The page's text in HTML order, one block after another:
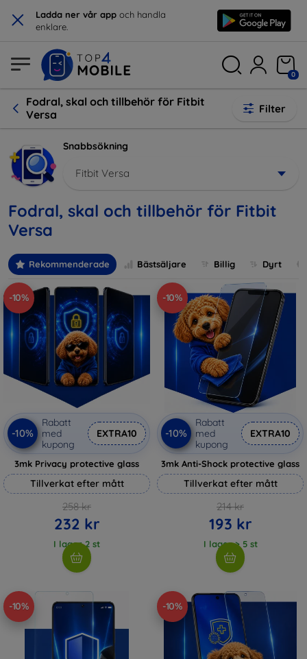
× Ladda ner vår app och handla
enklare.
0
Fodral, skal och tillbehör för Fitbit
Versa
Filter
Snabbsökning
Fitbit Versa
Fodral, skal och tillbehör för Fitbit
Versa
Rekommenderade Bästsäljare Billig Dyrt
-10%
-10%
Rabatt
med
kupong
EXTRA10
3mk Privacy protective glass
Tillverkat efter mått
258 kr
232 kr
I lager 2 st
-10%
-10%
Rabatt
med
kupong
EXTRA10
3mk Anti-Shock protective glass
Tillverkat efter mått
214 kr
193 kr
I lager > 5 st
-10% -10%